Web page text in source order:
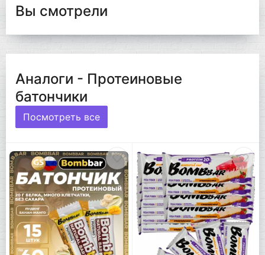
Вы смотрели
Аналоги - Протеиновые
батончики
Посмотреть все